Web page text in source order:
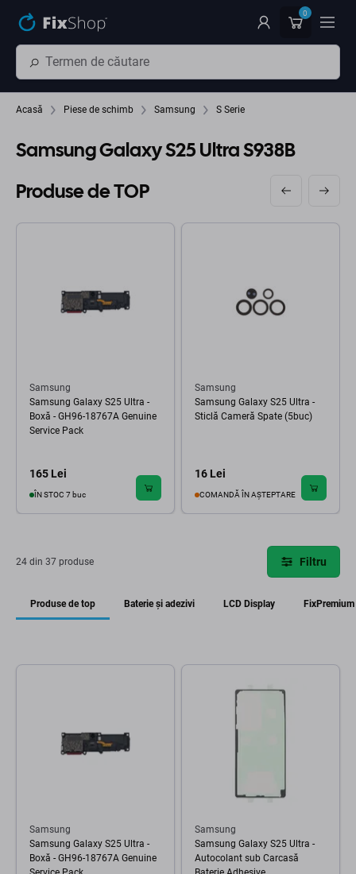
0
Acasă Piese de schimb Samsung S Serie
Samsung Galaxy S25 Ultra S938B
Produse de TOP
Samsung
Samsung Galaxy S25 Ultra -
Boxă - GH96-18767A Genuine
Service Pack
165 Lei
ÎN STOC 7 buc
Samsung
Samsung Galaxy S25 Ultra -
Sticlă Cameră Spate (5buc)
16 Lei
COMANDĂ ÎN AȘTEPTARE
24 din 37 produse Filtru
Produse de top Baterie și adezivi LCD Display FixPremium
Samsung
Samsung Galaxy S25 Ultra -
Boxă - GH96-18767A Genuine
Samsung
Samsung Galaxy S25 Ultra -
Autocolant sub Carcasă